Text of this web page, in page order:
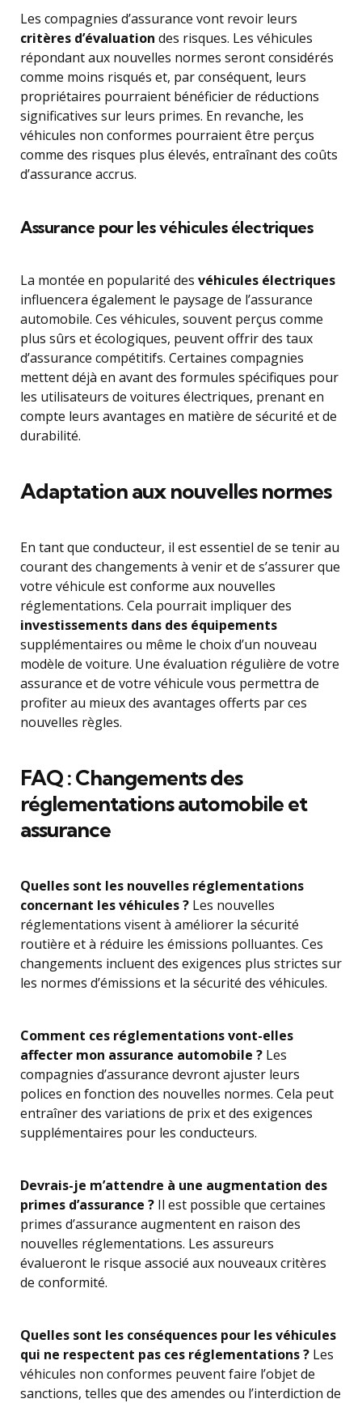
Les compagnies d’assurance vont revoir leurs
critères d’évaluation des risques. Les véhicules
répondant aux nouvelles normes seront considérés
comme moins risqués et, par conséquent, leurs
propriétaires pourraient bénéficier de réductions
significatives sur leurs primes. En revanche, les
véhicules non conformes pourraient être perçus
comme des risques plus élevés, entraînant des coûts
d’assurance accrus.
Assurance pour les véhicules électriques
La montée en popularité des véhicules électriques
influencera également le paysage de l’assurance
automobile. Ces véhicules, souvent perçus comme
plus sûrs et écologiques, peuvent offrir des taux
d’assurance compétitifs. Certaines compagnies
mettent déjà en avant des formules spécifiques pour
les utilisateurs de voitures électriques, prenant en
compte leurs avantages en matière de sécurité et de
durabilité.
Adaptation aux nouvelles normes
En tant que conducteur, il est essentiel de se tenir au
courant des changements à venir et de s’assurer que
votre véhicule est conforme aux nouvelles
réglementations. Cela pourrait impliquer des
investissements dans des équipements
supplémentaires ou même le choix d’un nouveau
modèle de voiture. Une évaluation régulière de votre
assurance et de votre véhicule vous permettra de
profiter au mieux des avantages offerts par ces
nouvelles règles.
FAQ : Changements des
réglementations automobile et
assurance
Quelles sont les nouvelles réglementations
concernant les véhicules ? Les nouvelles
réglementations visent à améliorer la sécurité
routière et à réduire les émissions polluantes. Ces
changements incluent des exigences plus strictes sur
les normes d’émissions et la sécurité des véhicules.
Comment ces réglementations vont-elles
affecter mon assurance automobile ? Les
compagnies d’assurance devront ajuster leurs
polices en fonction des nouvelles normes. Cela peut
entraîner des variations de prix et des exigences
supplémentaires pour les conducteurs.
Devrais-je m’attendre à une augmentation des
primes d’assurance ? Il est possible que certaines
primes d’assurance augmentent en raison des
nouvelles réglementations. Les assureurs
évalueront le risque associé aux nouveaux critères
de conformité.
Quelles sont les conséquences pour les véhicules
qui ne respectent pas ces réglementations ? Les
véhicules non conformes peuvent faire l’objet de
sanctions, telles que des amendes ou l’interdiction de